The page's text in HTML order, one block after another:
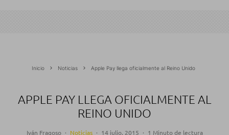
Inicio Noticias Apple Pay llega oficialmente al Reino Unido
APPLE PAY LLEGA OFICIALMENTE AL
REINO UNIDO
Iván Fragoso · Noticias · 14 julio, 2015 · 1 Minuto de lectura